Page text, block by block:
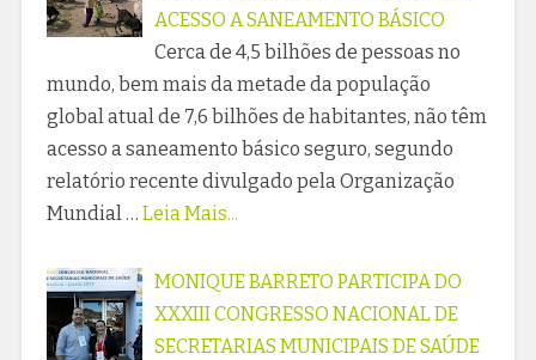
ACESSO A SANEAMENTO BÁSICO
Cerca de 4,5 bilhões de pessoas no
mundo, bem mais da metade da população
global atual de 7,6 bilhões de habitantes, não têm
acesso a saneamento básico seguro, segundo
relatório recente divulgado pela Organização
Mundial … Leia Mais...
MONIQUE BARRETO PARTICIPA DO
XXXIII CONGRESSO NACIONAL DE
SECRETARIAS MUNICIPAIS DE SAÚDE